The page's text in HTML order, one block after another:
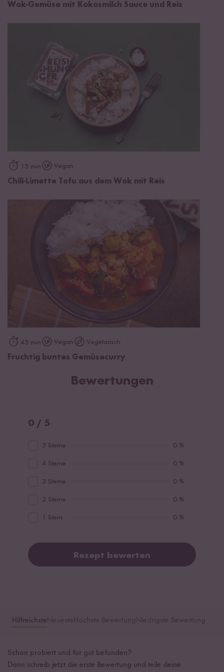
Wok-Gemüse mit Kokosmilch Sauce und Reis
15 min Vegan
Chili-Limette Tofu aus dem Wok mit Reis
45 min Vegan Vegetarisch
Fruchtig buntes Gemüsecurry
Bewertungen
0 / 5
5 Sterne 0 %
4 Sterne 0 %
3 Sterne 0 %
2 Sterne 0 %
1 Stern 0 %
Rezept bewerten
Hilfreichste
Schon probiert und für gut befunden?
Dann schreib jetzt die erste Bewertung und teile deine